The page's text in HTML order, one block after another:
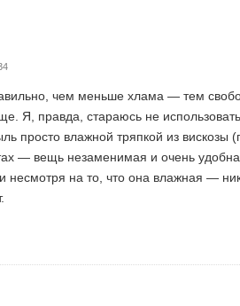
чем меньше хлама — тем
Я, правда, стараюсь не
просто влажной тряпкой из вискозы
— вещь незаменимая и очень
несмотря на то, что она влажная —